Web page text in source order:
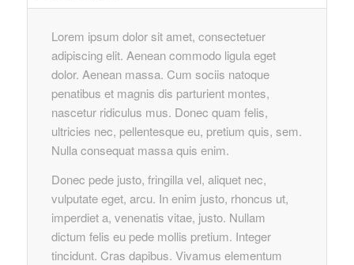
Lorem ipsum dolor sit amet, consectetuer
adipiscing elit. Aenean commodo ligula eget
dolor. Aenean massa. Cum sociis natoque
penatibus et magnis dis parturient montes,
nascetur ridiculus mus. Donec quam felis,
ultricies nec, pellentesque eu, pretium quis, sem.
Nulla consequat massa quis enim.
Donec pede justo, fringilla vel, aliquet nec,
vulputate eget, arcu. In enim justo, rhoncus ut,
imperdiet a, venenatis vitae, justo. Nullam
dictum felis eu pede mollis pretium. Integer
tincidunt. Cras dapibus. Vivamus elementum